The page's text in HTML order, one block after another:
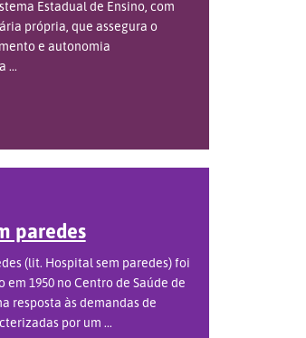
Estadual de Ensino, com
própria, que assegura o
e autonomia
...
paredes
(lit. Hospital sem paredes) foi
1950 no Centro de Saúde de
resposta às demandas de
por um ...